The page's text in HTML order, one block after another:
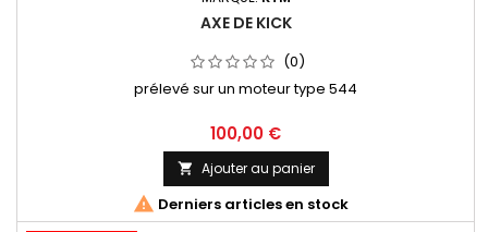
AXE DE KICK
(0)
prélevé sur un moteur type 544
100,00 €
 Ajouter au panier
 Derniers articles en stock